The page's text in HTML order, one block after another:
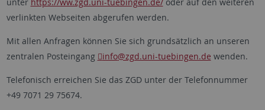
verlinkten Webseiten abgerufen werden.
Mit allen Anfragen können Sie sich grundsätzlich an unseren
zentralen Posteingang
info@zgd.uni-tuebingen.de wenden.
Telefonisch erreichen Sie das ZGD unter der Telefonnummer
+49 7071 29 75674.